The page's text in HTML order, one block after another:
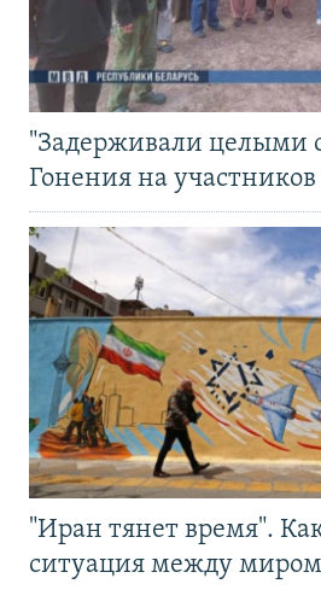
"Задерживали целыми
Гонения на
"Иран тянет время".
ситуация между